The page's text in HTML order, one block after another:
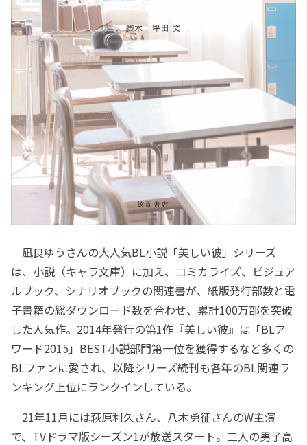
凪良ゆうさんの⼤⼈気BL⼩説「美しい彼」シリーズ
は、小説（キャラ文庫）に加え、コミカライズ、ビジュア
ルブック、シナリオブックの関連書が、紙版発行部数と電
子書籍の総ダウンロード数を合わせ、累計100万部を突破
した人気作。2014年発行の第1作『美しい彼』は「BLア
ワード2015」BEST小説部門第一位を獲得するなど多くの
BLファンに愛され、以降シリーズ続刊も各年のBL関連ラ
ンキング上位にランクインしている。
21年11月には萩原利久さん、八木勇征さんのW主演
で、TVドラマ版シーズン1が放送スタート。二人の男子高